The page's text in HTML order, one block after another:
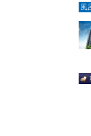
風